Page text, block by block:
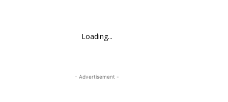
Loading...
- Advertisement -